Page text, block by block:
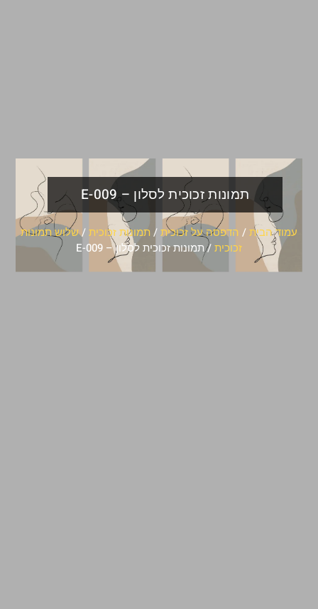
תמונות זכוכית לסלון – E-009
עמוד הבית/ הדפסה על זכוכית/ תמונות זכוכית/שלוש תמונות
זכוכית/ תמונות זכוכית לסלון – E-009